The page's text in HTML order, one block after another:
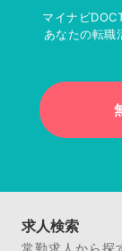
マイナビ
あなたの転職
求人検索